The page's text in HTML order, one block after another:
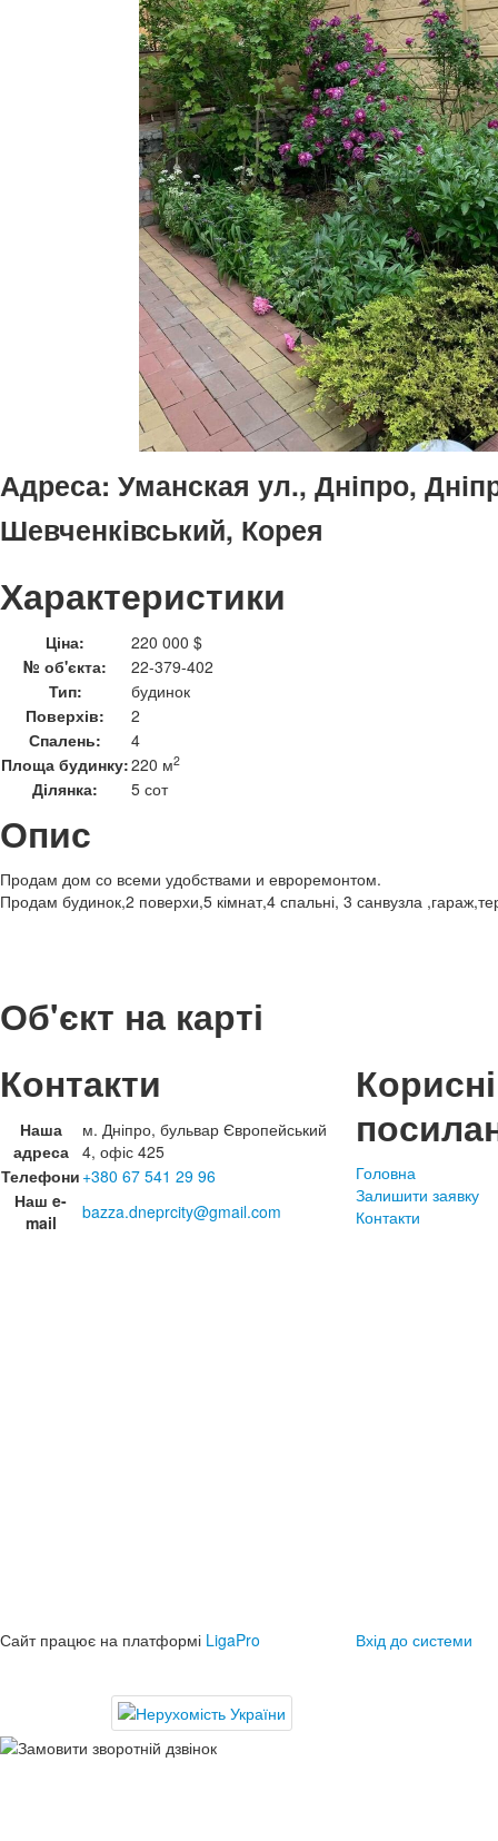
Адреса: Уманская ул., Дніпро,
Шевченківський, Корея
Характеристики
Ціна:
220 000 $
№ об'єкта:
22-379-402
Тип:
будинок
Поверхів:
2
Спалень:
4
Площа будинку:220 м2
Ділянка: 5 сот
Опис
Продам дом со всеми удобствами и евроремонтом.
Продам будинок,2 поверхи,5 кімнат,4 спальні, 3 санвузла
Об'єкт на карті
Контакти
Наша
адреса
м. Дніпро, бульвар Європейський
4, офіс 425
Телефони +380 67 541 29 96
Наш e-
mail
bazza.dneprcity@gmail.com
Корисні
Головна
Залишити заявку
Контакти
Сайт працює на платформі LigaPro Вхід до системи